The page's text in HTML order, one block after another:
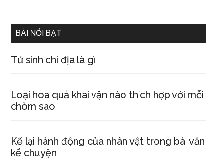
BÀI NỔI BẬT
Tứ sinh chi địa là gì
Loại hoa quả khai vận nào thích hợp với mỗi
chòm sao
Kể lại hành động của nhân vật trong bài văn
kể chuyện